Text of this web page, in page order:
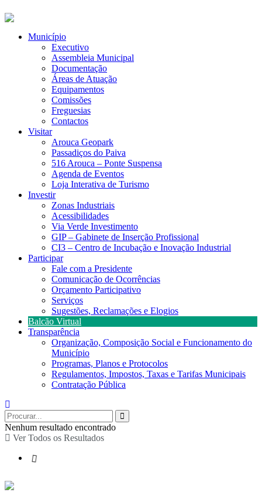
Município
Executivo
Assembleia Municipal
Documentação
Áreas de Atuação
Equipamentos
Comissões
Freguesias
Contactos
Visitar
Arouca Geopark
Passadiços do Paiva
516 Arouca – Ponte Suspensa
Agenda de Eventos
Loja Interativa de Turismo
Investir
Zonas Industriais
Acessibilidades
Via Verde Investimento
GIP – Gabinete de Inserção Profissional
CI3 – Centro de Incubação e Inovação Industrial
Participar
Fale com a Presidente
Comunicação de Ocorrências
Orçamento Participativo
Serviços
Sugestões, Reclamações e Elogios
Balcão Virtual
Transparência
Organização, Composição Social e Funcionamento do
Município
Programas, Planos e Protocolos
Regulamentos, Impostos, Taxas e Tarifas Municipais
Contratação Pública
Nenhum resultado encontrado
Ver Todos os Resultados